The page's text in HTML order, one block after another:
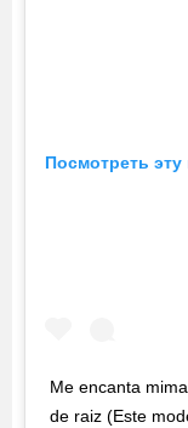
Посмотреть
Me encanta
de raiz (Este